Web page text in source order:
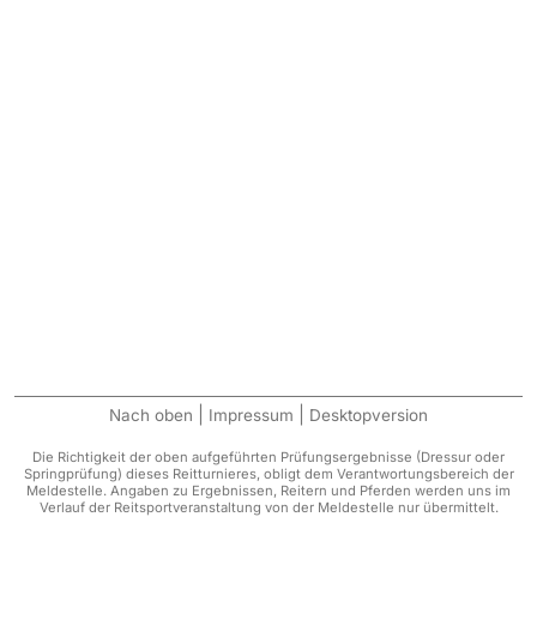
Nach oben Impressum Desktopversion
Die Richtigkeit der oben aufgeführten Prüfungsergebnisse (Dressur oder
Springprüfung) dieses Reitturnieres, obligt dem Verantwortungsbereich der
Meldestelle. Angaben zu Ergebnissen, Reitern und Pferden werden uns im
Verlauf der Reitsportveranstaltung von der Meldestelle nur übermittelt.